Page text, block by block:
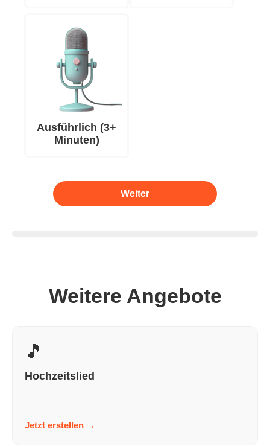
Ausführlich (3+
Minuten)
Weiter
Weitere Angebote
🎵
Hochzeitslied
Jetzt erstellen →